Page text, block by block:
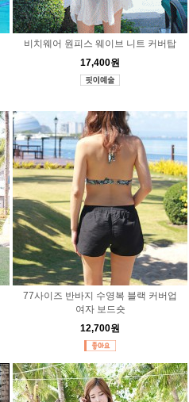
비치웨어 원피스 웨이브 니트 커버탑
17,400원
77사이즈 반바지 수영복 블랙 커버업
여자 보드숏
12,700원